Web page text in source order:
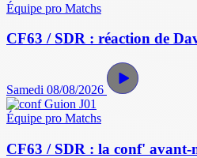
Équipe pro Matchs
CF63 / SDR : réaction de
Samedi 08/08/2026
Équipe pro Matchs
CF63 / SDR : la conf' avant-